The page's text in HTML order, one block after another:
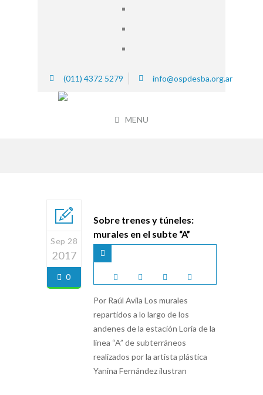
(011) 4372 5279 info@ospdesba.org.ar
MENU
Sep 28
2017
0
Sobre trenes y túneles:
murales en el subte “A”
Por Raúl Avila Los murales
repartidos a lo largo de los
andenes de la estación Loria de la
línea “A” de subterráneos
realizados por la artista plástica
Yanina Fernández ilustran